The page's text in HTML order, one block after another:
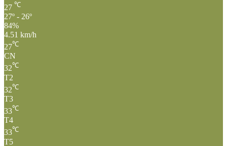
27 ℃
27º - 26º
84%
4.51 km/h
27℃
CN
32℃
T2
32℃
T3
33℃
T4
33℃
T5